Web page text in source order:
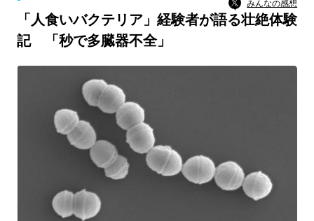
みんなの感想
「人食いバクテリア」経験者が語る壮絶体験
記 「秒で多臓器不全」